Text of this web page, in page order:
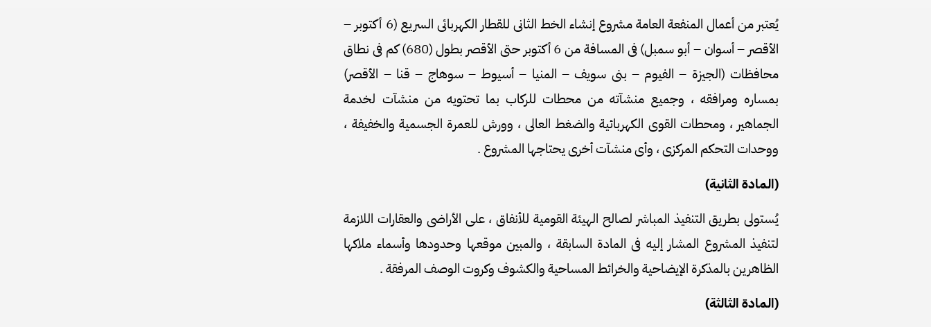
يُعتبر من أعمال المنفعة العامة مشروع إنشاء الخط الثانى للقطار الكهربائى السريع (6 أكتوبر –
الأقصر – أسوان – أبو سمبل) فى المسافة من 6 أكتوبر حتى الأقصر بطول (680) كم فى نطاق
محافظات (الجيزة – الفيوم – بنى سويف – المنيا – أسيوط – سوهاج – قنا – الأقصر)
بمساره ومرافقه ، وجميع منشآته من محطات للركاب بما تحتويه من منشآت لخدمة
الجماهير ، ومحطات القوى الكهربائية والضغط العالى ، وورش للعمرة الجسمية والخفيفة ،
ووحدات التحكم المركزى ، وأى منشآت أخرى يحتاجها المشروع .
(المادة الثانية)
يُستولى بطريق التنفيذ المباشر لصالح الهيئة القومية للأنفاق ، على الأراضى والعقارات اللازمة
لتنفيذ المشروع المشار إليه فى المادة السابقة ، والمبين موقعها وحدودها وأسماء ملاكها
الظاهرين بالمذكرة الإيضاحية والخرائط المساحية والكشوف وكروت الوصف المرفقة .
(المادة الثالثة)